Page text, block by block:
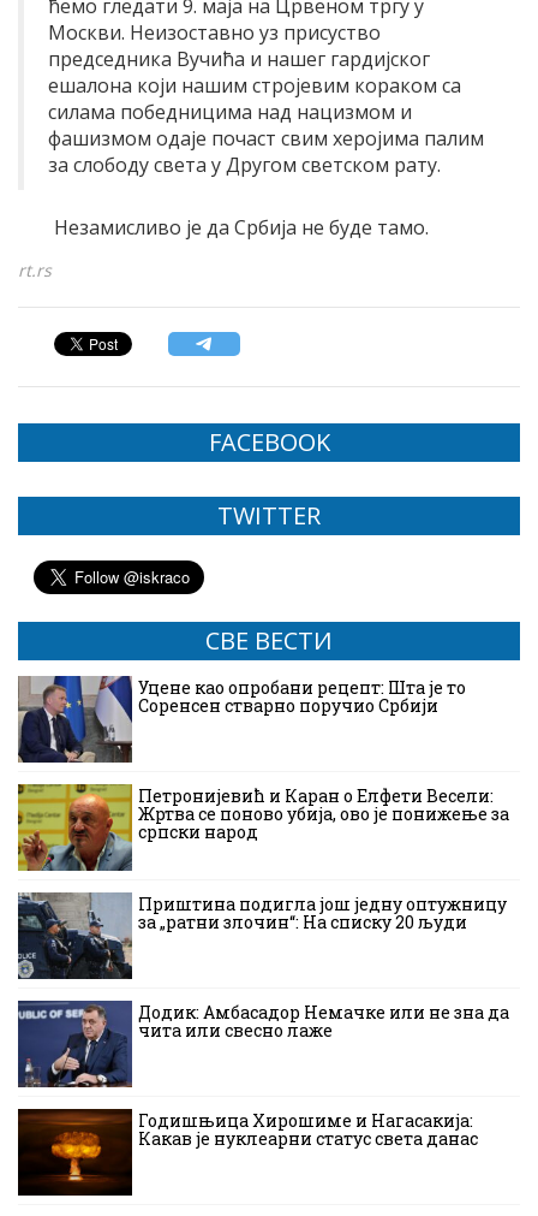
ћемо гледати 9. маја на Црвеном тргу у
Москви. Неизоставно уз присуство
председника Вучића и нашег гардијског
ешалона који нашим стројевим кораком са
силама победницима над нацизмом и
фашизмом одаје почаст свим херојима палим
за слободу света у Другом светском рату.
Незамисливо је да Србија не буде тамо.
rt.rs
FACEBOOK
TWITTER
СВЕ ВЕСТИ
Уцене као опробани рецепт: Шта је то
Соренсен стварно поручио Србији
Петронијевић и Каран о Елфети Весели:
Жртва се поново убија, ово је понижење за
српски народ
Приштина подигла још једну оптужницу
за „ратни злочин“: На списку 20 људи
Додик: Амбасадор Немачке или не зна да
чита или свесно лаже
Годишњица Хирошиме и Нагасакија:
Какав је нуклеарни статус света данас